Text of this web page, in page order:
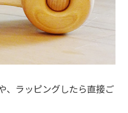
、ラッピングしたら直接ご